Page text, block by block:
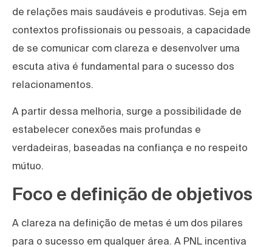
de relações mais saudáveis e produtivas. Seja em
contextos profissionais ou pessoais, a capacidade
de se comunicar com clareza e desenvolver uma
escuta ativa é fundamental para o sucesso dos
relacionamentos.
A partir dessa melhoria, surge a possibilidade de
estabelecer conexões mais profundas e
verdadeiras, baseadas na confiança e no respeito
mútuo.
Foco e definição de objetivos
A clareza na definição de metas é um dos pilares
para o sucesso em qualquer área. A PNL incentiva